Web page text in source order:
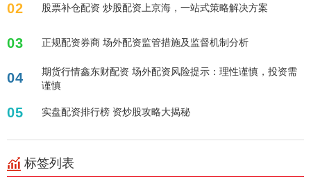
02 股票补仓配资 炒股配资上京海，一站式策略解决方案
03 正规配资券商 场外配资监管措施及监督机制分析
04
期货行情鑫东财配资 场外配资风险提示：理性谨慎，投资需
谨慎
05 实盘配资排行榜 资炒股攻略大揭秘
标签列表